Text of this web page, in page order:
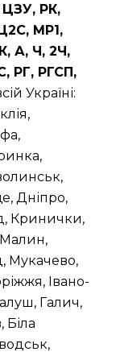
РК,
МР1,
А, Ч, 2Ч,
РГ, РГСП,
Україні:
Дніпро,
Кринички,
Мукачево,
Івано-
Галич,
Біла